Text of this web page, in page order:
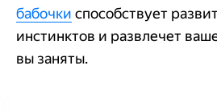
бабочки способствует
инстинктов и развлечет
вы заняты.